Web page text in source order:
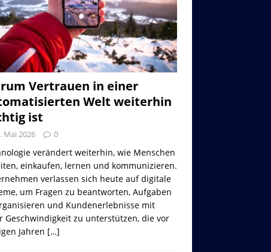
Vertrauen in einer
Welt weiterhin
ist
Mai 2026 0
verändert weiterhin, wie Menschen
einkaufen, lernen und kommunizieren.
verlassen sich heute auf digitale
um Fragen zu beantworten, Aufgaben
und Kundenerlebnisse mit
Geschwindigkeit zu unterstützen, die vor
Jahren […]